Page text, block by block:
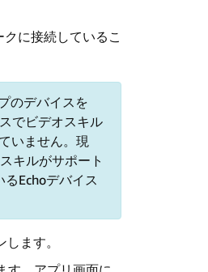
に接続しているこ
のデバイスを
でビデオスキル
いません。現
キルがサポート
Echoデバイス
ます。